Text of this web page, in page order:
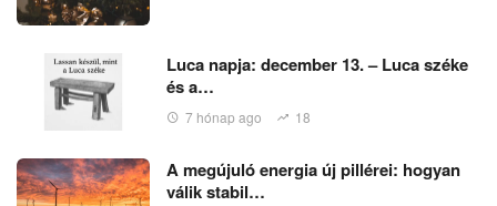
Luca napja: december 13. – Luca széke
és a…
7 hónap ago 18
A megújuló energia új pillérei: hogyan
válik stabil…